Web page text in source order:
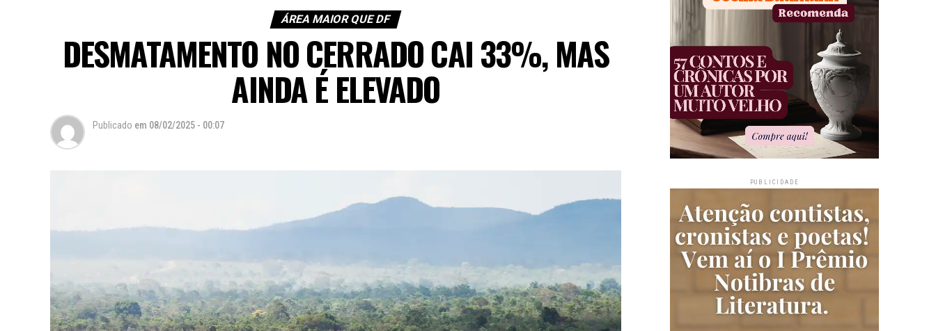
ÁREA MAIOR QUE DF
DESMATAMENTO NO CERRADO CAI 33%, MAS
AINDA É ELEVADO
Publicado em 08/02/2025 - 00:07
PUBLICIDADE